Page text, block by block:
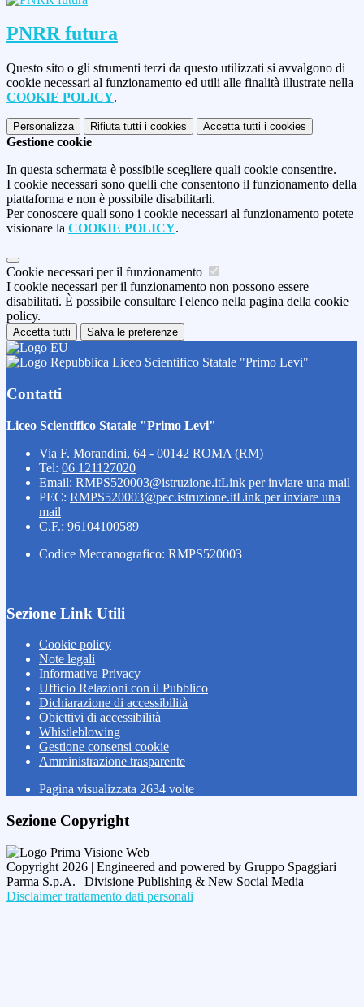
PNRR futura
Questo sito o gli strumenti terzi da questo utilizzati si avvalgono di
cookie necessari al funzionamento ed utili alle finalità illustrate nella
COOKIE POLICY.
Personalizza Rifiuta tutti i cookies Accetta tutti i cookies
Gestione cookie
In questa schermata è possibile scegliere quali cookie consentire.
I cookie necessari sono quelli che consentono il funzionamento della
piattaforma e non è possibile disabilitarli.
Per conoscere quali sono i cookie necessari al funzionamento potete
visionare la COOKIE POLICY.
Cookie necessari per il funzionamento
I cookie necessari per il funzionamento non possono essere
disabilitati. È possibile consultare l'elenco nella pagina della cookie
policy.
Accetta tutti Salva le preferenze
Liceo Scientifico Statale "Primo Levi"
Contatti
Liceo Scientifico Statale "Primo Levi"
Via F. Morandini, 64 - 00142 ROMA (RM)
Tel: 06 121127020
Email: RMPS520003@istruzione.itLink per inviare una mail
PEC: RMPS520003@pec.istruzione.itLink per inviare una
mail
C.F.: 96104100589
Codice Meccanografico: RMPS520003
Sezione Link Utili
Cookie policy
Note legali
Informativa Privacy
Ufficio Relazioni con il Pubblico
Dichiarazione di accessibilità
Obiettivi di accessibilità
Whistleblowing
Gestione consensi cookie
Amministrazione trasparente
Pagina visualizzata 2634 volte
Sezione Copyright
Copyright 2026 | Engineered and powered by Gruppo Spaggiari
Parma S.p.A. | Divisione Publishing & New Social Media
Disclaimer trattamento dati personali